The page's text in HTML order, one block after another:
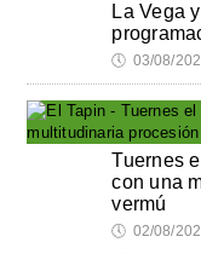
La Vega
🕔 03/08/
Tuernes
con una
vermú
🕔 02/08/